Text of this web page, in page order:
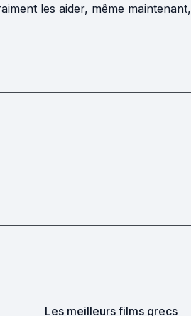
les aider, même
Les meilleurs films grecs